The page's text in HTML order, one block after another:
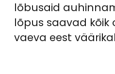
lõbusaid
lõpus saavad
vaeva eest